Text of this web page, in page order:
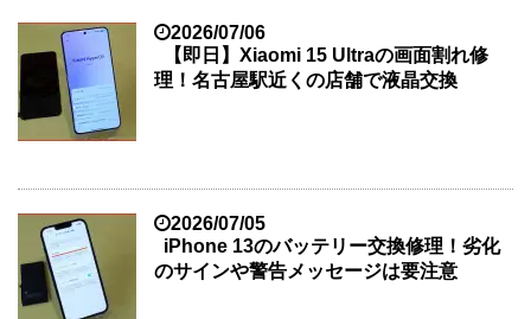
2026/07/06
【即日】Xiaomi 15 Ultraの画面割れ修
理！名古屋駅近くの店舗で液晶交換
2026/07/05
iPhone 13のバッテリー交換修理！劣化
のサインや警告メッセージは要注意